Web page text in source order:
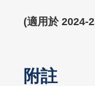
(適用於 2024-
Text
附註